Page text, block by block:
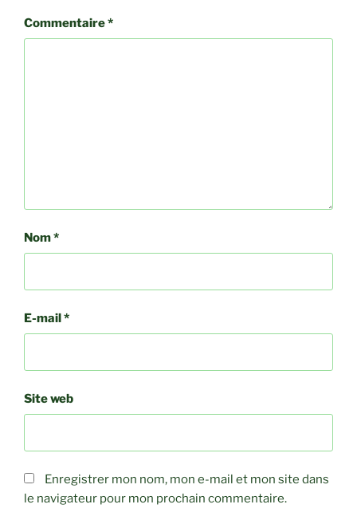
Commentaire*
Nom*
E-mail*
Site web
Enregistrer mon nom, mon e-mail et mon site dans
le navigateur pour mon prochain commentaire.